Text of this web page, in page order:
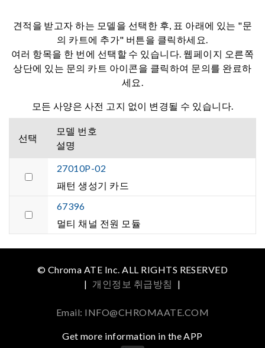
견적을 받고자 하는 모델을 선택한 후, 표 아래에 있는 "문
의 카트에 추가" 버튼을 클릭하세요.
여러 항목을 한 번에 선택할 수 있습니다. 웹페이지 오른쪽
상단에 있는 문의 카트 아이콘을 클릭하여 문의를 완료하
세요.
모든 사양은 사전 고지 없이 변경될 수 있습니다.
선택
모델 번호
설명
27010P-02
패턴 생성기 카드
67396
멀티 채널 전원 모듈
© Chroma ATE Inc. ALL RIGHTS RESERVED
| 개인정보 취급방침 |
Email: INFO@CHROMAATE.COM
Get more information in the APP